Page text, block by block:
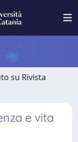
su Rivista
e vita